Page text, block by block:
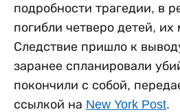
подробности трагедии, в
погибли четверо детей, их
Следствие пришло к
заранее спланировали
покончили с собой,
ссылкой на New York Post.